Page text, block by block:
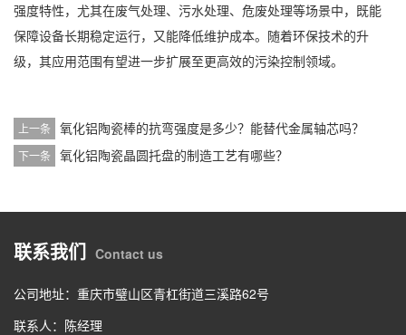
强度特性，尤其在废气处理、污水处理、危废处理等场景中，既能
保障设备长期稳定运行，又能降低维护成本。随着环保技术的升
级，其应用范围有望进一步扩展至更高效的污染控制领域。
上一条 氧化铝陶瓷棒的抗弯强度是多少？能替代金属轴芯吗？
下一条 氧化铝陶瓷晶圆托盘的制造工艺有哪些？
联系我们 Contact us
公司地址：重庆市璧山区青杠街道三溪路62号
联系人：陈经理